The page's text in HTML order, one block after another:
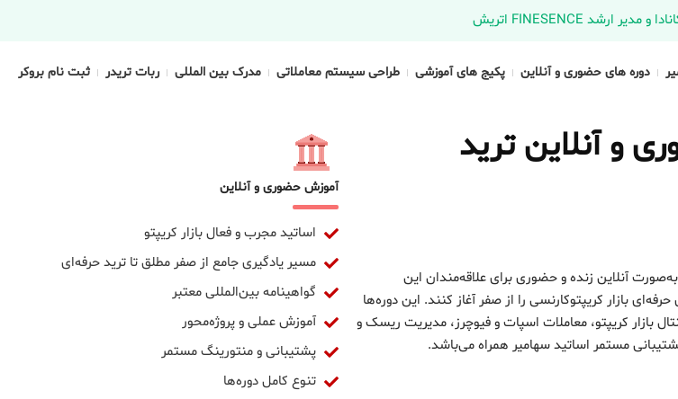
دوره های حضوری و آنلاین پکیج های آموزشی طراحی سیستم معاملاتی مدرک بین المللی ربات تریدر ثبت نام بروکر
و آنلاین ترید
به‌صورت آنلاین زنده و حضوری برای علاقه‌مندان این
بازار کریپتوکارنسی را از صفر آغاز کنند. این دوره‌ها
بازار کریپتو، معاملات اسپات و فیوچرز، مدیریت ریسک و
مستمر اساتید سهامیر همراه می‌باشد.
آموزش حضوری و آنلاین
اساتید مجرب و فعال بازار کریپتو
مسیر یادگیری جامع از صفر مطلق تا ترید حرفه‌ای
گواهینامه بین‌المللی معتبر
آموزش عملی و پروژه‌محور
پشتیبانی و منتورینگ مستمر
تنوع کامل دوره‌ها